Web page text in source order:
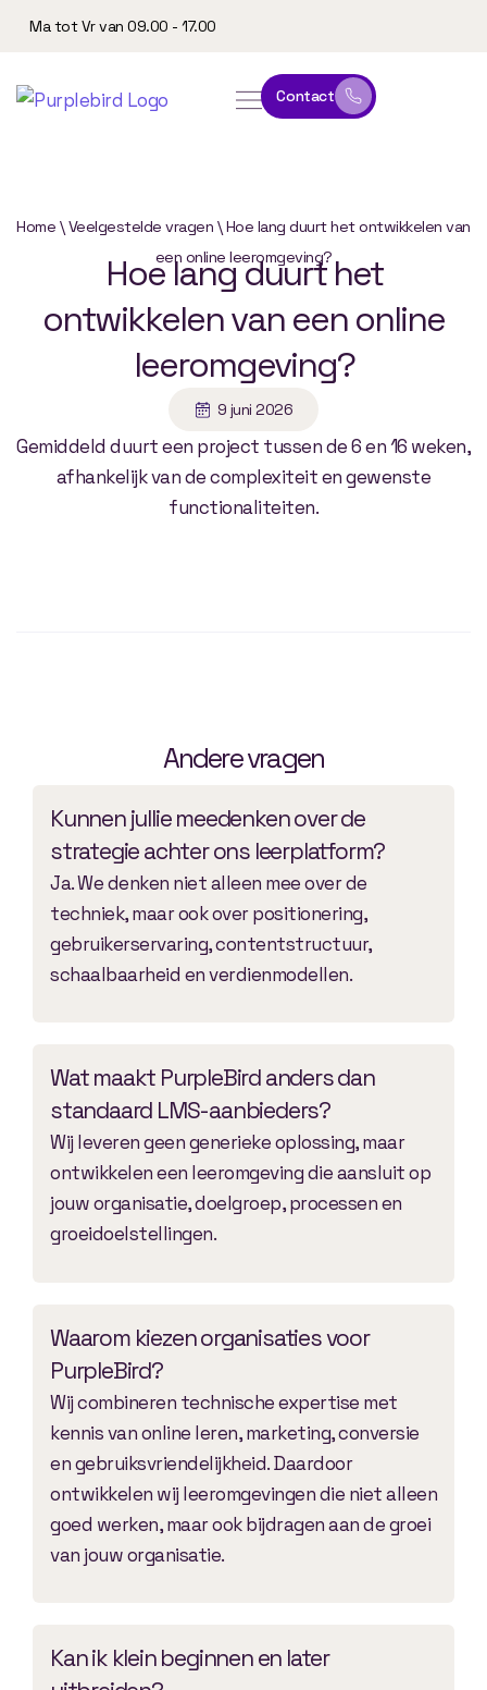
Ma tot Vr van 09.00 - 17.00
Contact
Home \Veelgestelde vragen \Hoe lang duurt het ontwikkelen van
een online leeromgeving?
Hoelangduurt het
ontwikkelenvan een online
leeromgeving?
9 juni 2026
Gemiddeld duurt een project tussen de 6 en 16 weken,
afhankelijk van de complexiteit en gewenste
functionaliteiten.
Andere vragen
Kunnen jullie meedenken over de
strategie achter ons leerplatform?
Ja. We denken niet alleen mee over de
techniek, maar ook over positionering,
gebruikerservaring, contentstructuur,
schaalbaarheid en verdienmodellen.
Wat maakt PurpleBird anders dan
standaard LMS-aanbieders?
Wij leveren geen generieke oplossing, maar
ontwikkelen een leeromgeving die aansluit op
jouw organisatie, doelgroep, processen en
groeidoelstellingen.
Waarom kiezen organisaties voor
PurpleBird?
Wij combineren technische expertise met
kennis van online leren, marketing, conversie
en gebruiksvriendelijkheid. Daardoor
ontwikkelen wij leeromgevingen die niet alleen
goed werken, maar ook bijdragen aan de groei
van jouw organisatie.
Kan ik klein beginnen en later